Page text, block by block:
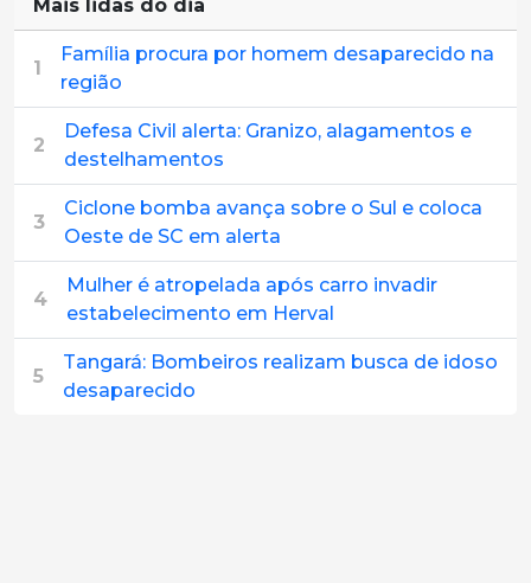
Mais lidas do dia
1
Família procura por homem desaparecido na
região
2
Defesa Civil alerta: Granizo, alagamentos e
destelhamentos
3
Ciclone bomba avança sobre o Sul e coloca
Oeste de SC em alerta
4
Mulher é atropelada após carro invadir
estabelecimento em Herval
5
Tangará: Bombeiros realizam busca de idoso
desaparecido